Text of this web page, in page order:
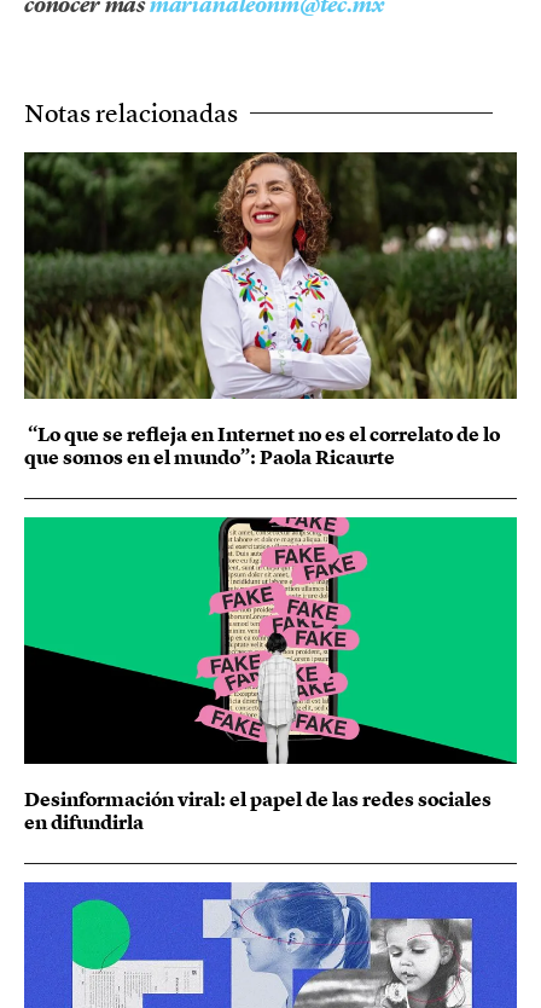
Notas relacionadas
“Lo que se refleja en Internet no es el correlato de lo
que somos en el mundo”: Paola Ricaurte
Desinformación viral: el papel de las redes sociales
en difundirla